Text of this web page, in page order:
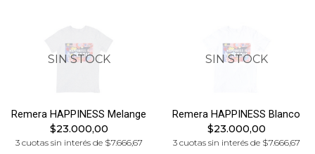
SIN STOCK
Remera HAPPINESS Melange
$23.000,00
3 cuotas sin interés de $7.666,67
SIN STOCK
Remera HAPPINESS Blanco
$23.000,00
3 cuotas sin interés de $7.666,67